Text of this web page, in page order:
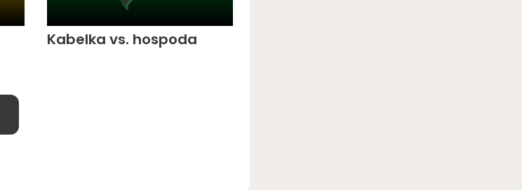
Kabelka vs. hospoda